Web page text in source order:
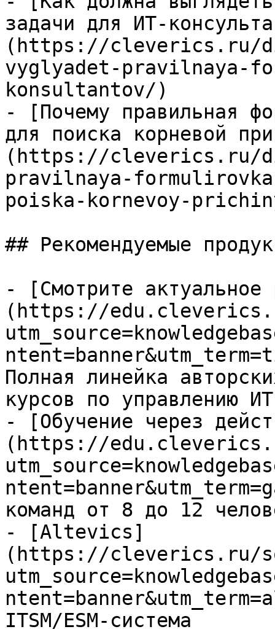
задачи для ИТ-
(https://cleverics.ru/
vyglyadet-pravilnaya-
konsultantov/)
- [Почему правильная
для поиска корневой
(https://cleverics.ru/
pravilnaya-
poiska-kornevoy-
## Рекомендуемые
- [Смотрите актуальное
(https://
Полная линейка
курсов по управлению ИТ
- [Обучение через
(https://
команд от 8 до 12
- [Altevics]
(https://cleverics.ru/
ITSM/ESM-система